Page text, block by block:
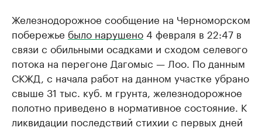
Железнодорожное сообщение на Черноморском
побережье было нарушено4 февраля в 22:47 в
связи с обильными осадками и сходом селевого
потока на перегоне Дагомыс — Лоо. По данным
СКЖД, с начала работ на данном участке убрано
свыше 31 тыс. куб. м грунта, железнодорожное
полотно приведено в нормативное состояние. К
ликвидации последствий стихии с первых дней